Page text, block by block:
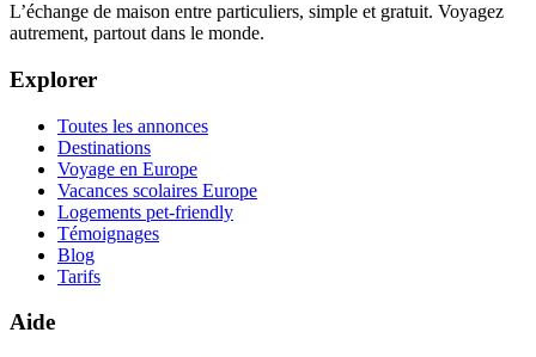
L’échange de maison entre particuliers, simple et gratuit. Voyagez
autrement, partout dans le monde.
Explorer
Toutes les annonces
Destinations
Voyage en Europe
Vacances scolaires Europe
Logements pet-friendly
Témoignages
Blog
Tarifs
Aide